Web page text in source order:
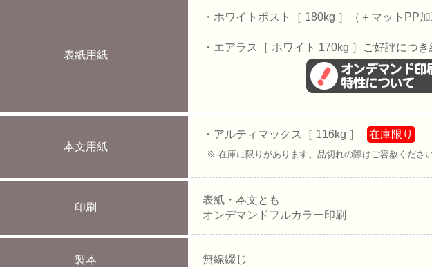
表紙用紙
・ホワイトポスト［ 180kg ］（＋マットPP
・ エアラス［ ホワイト 170kg ］ご好評につ
本文用紙
・アルティマックス［ 116kg ］ 在庫限り
※ 在庫に限りがあります。品切れの際はご容赦くださ
印刷
表紙・本文とも
オンデマンドフルカラー印刷
製本 無線綴じ